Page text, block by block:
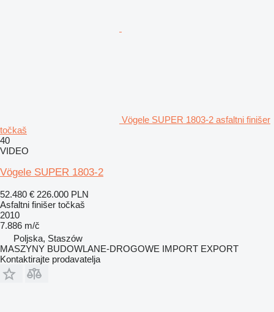
Vögele SUPER 1803-2 asfaltni finišer
točkaš
40
VIDEO
Vögele SUPER 1803-2
52.480 € 226.000 PLN
Asfaltni finišer točkaš
2010
7.886 m/č
Poljska, Staszów
MASZYNY BUDOWLANE-DROGOWE IMPORT EXPORT
Kontaktirajte prodavatelja